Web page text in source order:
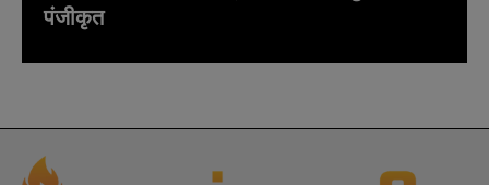
पंजीकृत